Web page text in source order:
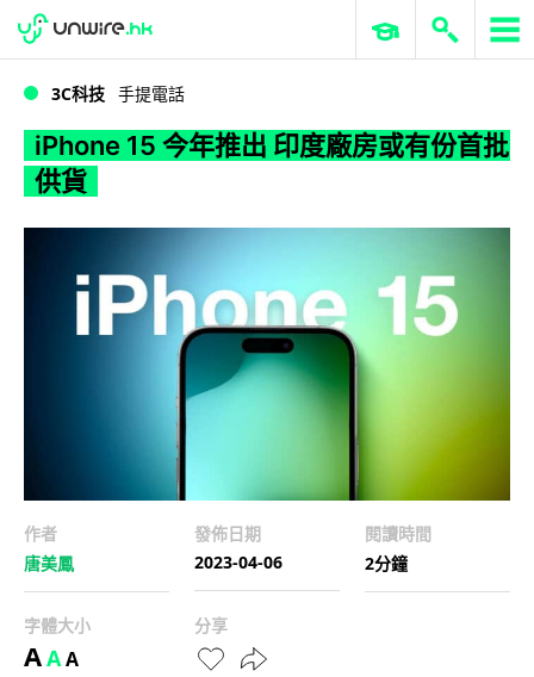
WWDC 2026 ERP 與商業 AI
3C科技 手提電話
iPhone 15 今年推出 印度廠房或有份首批
供貨
作者
唐美鳳
發佈日期
2023-04-06
閱讀時間
2分鐘
字體大小
AAA
分享